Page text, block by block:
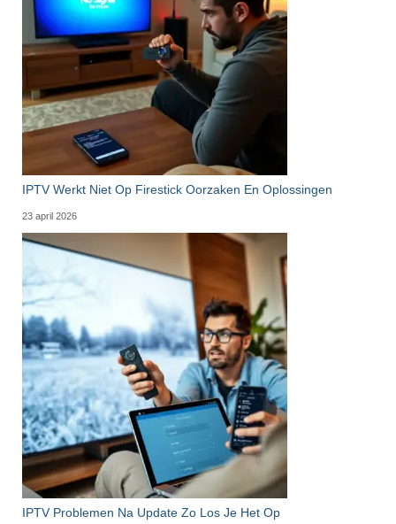
IPTV Werkt Niet Op Firestick Oorzaken En Oplossingen
23 april 2026
IPTV Problemen Na Update Zo Los Je Het Op